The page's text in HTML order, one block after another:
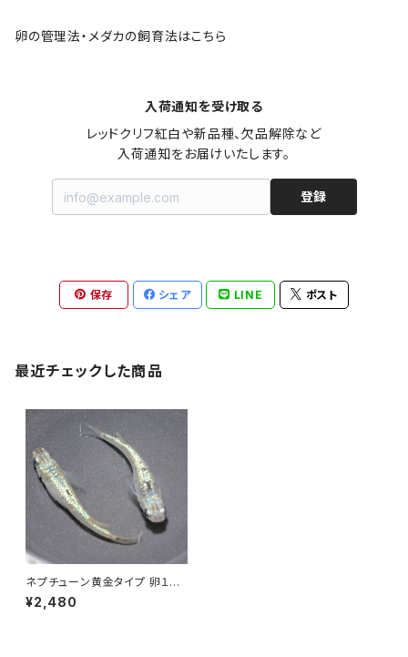
卵の管理法・メダカの飼育法はこちら
入荷通知を受け取る
レッドクリフ紅白や新品種、欠品解除など
入荷通知をお届けいたします。
登録
保存 シェア LINE ポスト
最近チェックした商品
ネプチューン黄金タイプ 卵１５
個＋α【送料無料】梅髙様ブリー
ド
¥2,480